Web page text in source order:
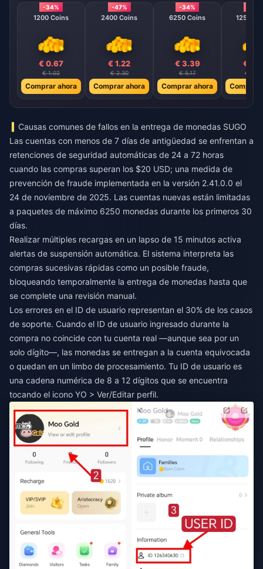
-34%
1200 Coins
€ 0.67
€ 1.02
Comprar ahora
-47%
2400 Coins
€ 1.22
€ 2.30
Comprar ahora
-34%
6250 Coins
€ 3.39
€ 5.17
Comprar ahora
12500
€
€
Comprar
Causas comunes de fallos en la entrega de monedas SUGO
Las cuentas con menos de 7 días de antigüedad se enfrentan a
retenciones de seguridad automáticas de 24 a 72 horas
cuando las compras superan los $20 USD; una medida de
prevención de fraude implementada en la versión 2.41.0.0 el
24 de noviembre de 2025. Las cuentas nuevas están limitadas
a paquetes de máximo 6250 monedas durante los primeros 30
días.
Realizar múltiples recargas en un lapso de 15 minutos activa
alertas de suspensión automática. El sistema interpreta las
compras sucesivas rápidas como un posible fraude,
bloqueando temporalmente la entrega de monedas hasta que
se complete una revisión manual.
Los errores en el ID de usuario representan el 30% de los casos
de soporte. Cuando el ID de usuario ingresado durante la
compra no coincide con tu cuenta real —aunque sea por un
solo dígito—, las monedas se entregan a la cuenta equivocada
o quedan en un limbo de procesamiento. Tu ID de usuario es
una cadena numérica de 8 a 12 dígitos que se encuentra
tocando el icono YO > Ver/Editar perfil.